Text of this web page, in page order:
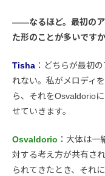
――なるほど。最初のア
た形のことが多いです
Tisha ：どちらが最初
れない。私がメロディ
ら、それをOsvaldorio
せていきます。
Osvaldorio ：大体は一
対する考え方が共有さ
られてきたとき、それ